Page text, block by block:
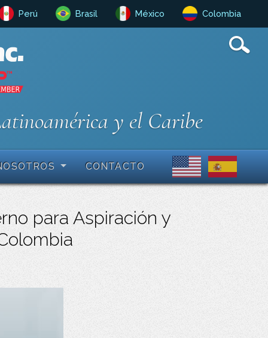
Perú Brasil México Colombia
y el Caribe
CONTACTO
para Aspiración y